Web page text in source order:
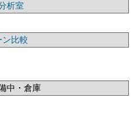
析室
ン比較
中・倉庫